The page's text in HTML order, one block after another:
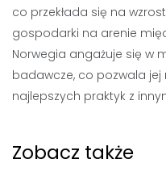
co przekłada się na
gospodarki na arenie
Norwegia angażuje się w
badawcze, co pozwala
najlepszych praktyk z
Zobacz także